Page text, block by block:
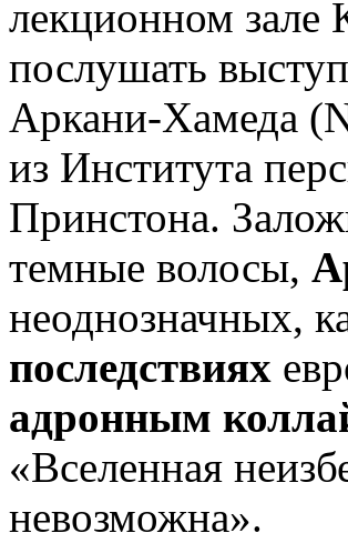
лекционном зале
послушать
Аркани-Хамеда
из Института
Принстона.
темные волосы,
неоднозначных,
последствиях
адронным
«Вселенная
невозможна».